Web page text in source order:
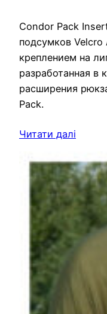
Condor Pack
подсумков
креплением на
разработанная в
расширения
Pack.
Читати далі